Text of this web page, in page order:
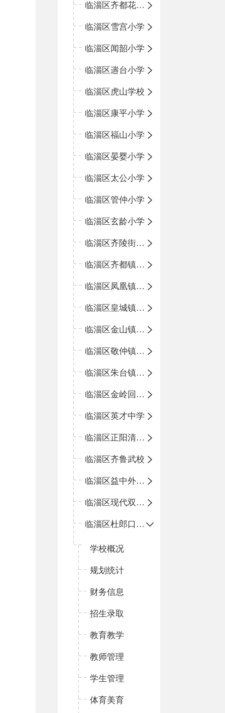
临淄区齐都花园小学
临淄区雪宫小学
临淄区闻韶小学
临淄区遄台小学
临淄区虎山学校
临淄区康平小学
临淄区福山小学
临淄区晏婴小学
临淄区太公小学
临淄区管仲小学
临淄区玄龄小学
临淄区齐陵街道中心学校
临淄区齐都镇中心学校
临淄区凤凰镇中心学校
临淄区皇城镇中心学校
临淄区金山镇中心学校
临淄区敬仲镇中心学校
临淄区朱台镇中心学校
临淄区金岭回族镇中心学校
临淄区英才中学
临淄区正阳清北实验学校
临淄区齐鲁武校
临淄区益中外语学校
临淄区现代双语学校
临淄区杜郎口小学
学校概况
规划统计
财务信息
招生录取
教育教学
教师管理
学生管理
体育美育